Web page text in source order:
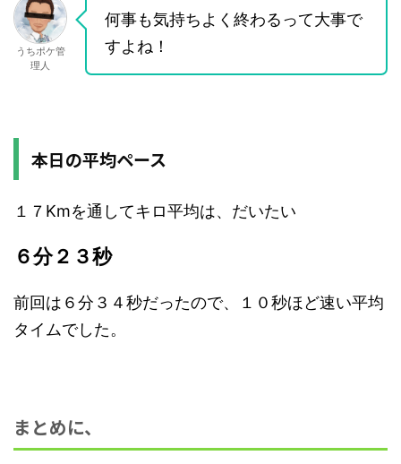
うちポケ管
理人
何事も気持ちよく終わるって大事で
すよね！
本日の平均ペース
１７Kmを通してキロ平均は、だいたい
６分２３秒
前回は６分３４秒だったので、１０秒ほど速い平均
タイムでした。
まとめに、